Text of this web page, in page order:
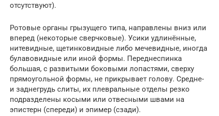
отсутствуют).
Ротовые органы грызущего типа, направлены вниз или
вперед (некоторые сверчковые). Усики удлинённые,
нитевидные, щетинковидные либо мечевидные, иногда
булавовидные или иной формы. Переднеспинка
большая, с развитыми боковыми лопастями, сверху
прямоугольной формы, не прикрывает голову. Средне-
и заднегрудь слиты, их плевральные отделы резко
подразделены косыми или отвесными швами на
эпистерн (спереди) и эпимер (сзади).